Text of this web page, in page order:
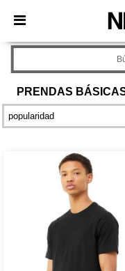
× App de
¡Mejores precios
PRENDAS